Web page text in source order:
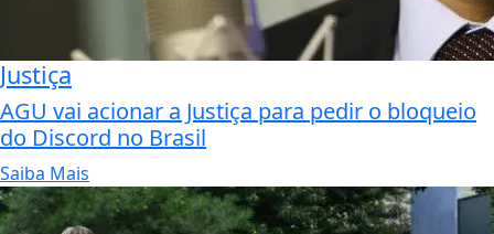
Justiça
AGU vai acionar a Justiça para pedir o bloqueio
do Discord no Brasil
Saiba Mais